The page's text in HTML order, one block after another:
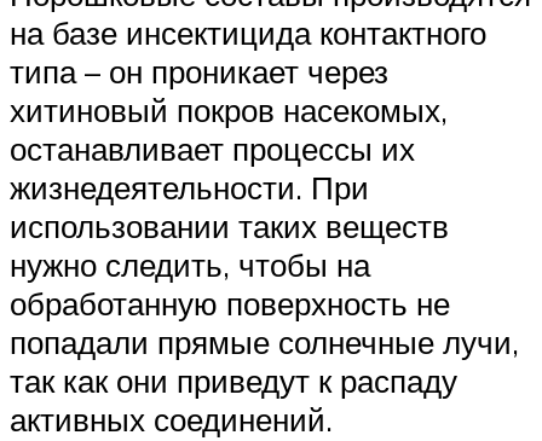
на базе инсектицида контактного
типа – он проникает через
хитиновый покров насекомых,
останавливает процессы их
жизнедеятельности. При
использовании таких веществ
нужно следить, чтобы на
обработанную поверхность не
попадали прямые солнечные лучи,
так как они приведут к распаду
активных соединений.